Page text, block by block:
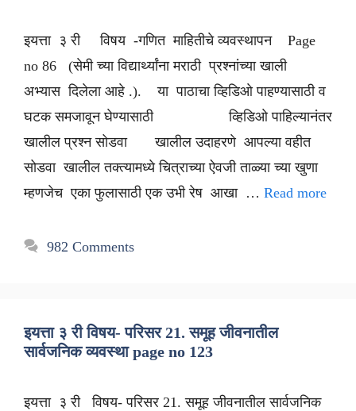
इयत्ता ३ री विषय -गणित माहितीचे व्यवस्थापन Page
no 86 (सेमी च्या विद्यार्थ्यांना मराठी प्रश्नांच्या खाली
अभ्यास दिलेला आहे .). या पाठाचा व्हिडिओ पाहण्यासाठी व
घटक समजावून घेण्यासाठी व्हिडिओ पाहिल्यानंतर
खालील प्रश्न सोडवा खालील उदाहरणे आपल्या वहीत
सोडवा खालील तक्त्यामध्ये चित्राच्या ऐवजी ताळ्या च्या खुणा
म्हणजेच एका फुलासाठी एक उभी रेष आखा … Read more
982 Comments
इयत्ता ३ री विषय- परिसर 21. समूह जीवनातील
सार्वजनिक व्यवस्था page no 123
इयत्ता ३ री विषय- परिसर 21. समूह जीवनातील सार्वजनिक